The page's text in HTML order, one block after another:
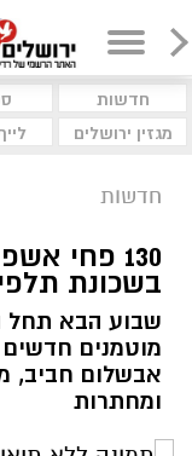
חדשות
מגזין ירושלים
חדשות
130 פחי
בשכונת
מוטמנים
אבשלום חביב,
ומחתרות